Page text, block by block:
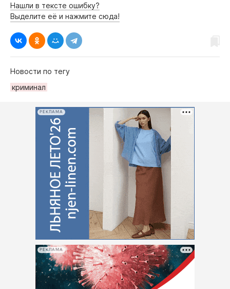
Нашли в тексте ошибку?
Выделите её и нажмите сюда!
Новости по тегу
криминал
РЕКЛАМА
РЕКЛАМА